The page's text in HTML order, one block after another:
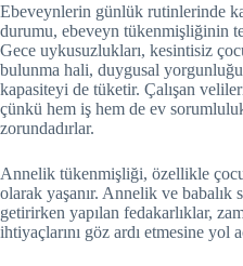
Ebeveynlerin günlük rutinlerinde
durumu, ebeveyn tükenmişliğinin
Gece uykusuzlukları, kesintisiz
bulunma hali, duygusal yorgunluğu
kapasiteyi de tüketir. Çalışan
çünkü hem iş hem de ev
zorundadırlar.
Annelik tükenmişliği, özellikle
olarak yaşanır. Annelik ve babalık
getirirken yapılan fedakarlıklar,
ihtiyaçlarını göz ardı etmesine yol